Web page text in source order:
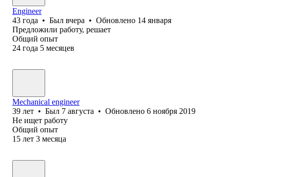
Engineer
43 года • Был вчера • Обновлено 14 января
Предложили работу, решает
Общий опыт
24 года 5 месяцев
Mechanical engineer
39 лет • Был 7 августа • Обновлено 6 ноября 2019
Не ищет работу
Общий опыт
15 лет 3 месяца